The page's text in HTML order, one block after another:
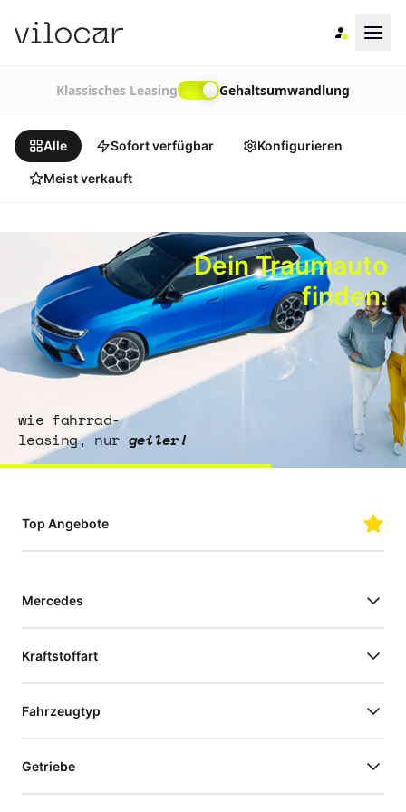
Klassisches Leasing Gehaltsumwandlung
Alle Sofort verfügbar Konfigurieren
Meist verkauft
Dein Traumauto
finden.
wie fahrrad-
leasing, nur geiler!
Top Angebote
Mercedes
Kraftstoffart
Fahrzeugtyp
Getriebe